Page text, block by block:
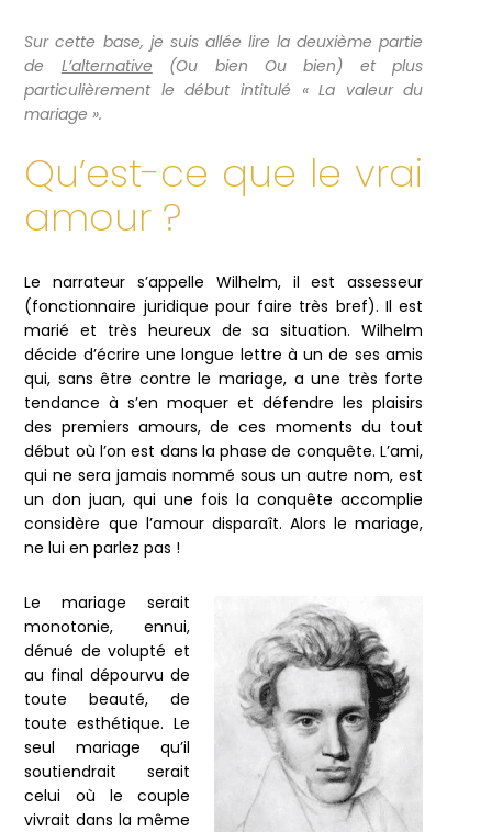
Sur cette base, je suis allée lire la deuxième partie
de L’alternative (Ou bien Ou bien) et plus
particulièrement le début intitulé « La valeur du
mariage ».
Qu’est-ce que le vrai
amour ?
Le narrateur s’appelle Wilhelm, il est assesseur
(fonctionnaire juridique pour faire très bref). Il est
marié et très heureux de sa situation. Wilhelm
décide d’écrire une longue lettre à un de ses amis
qui, sans être contre le mariage, a une très forte
tendance à s’en moquer et défendre les plaisirs
des premiers amours, de ces moments du tout
début où l’on est dans la phase de conquête. L’ami,
qui ne sera jamais nommé sous un autre nom, est
un don juan, qui une fois la conquête accomplie
considère que l’amour disparaît. Alors le mariage,
ne lui en parlez pas !
Le mariage serait
monotonie, ennui,
dénué de volupté et
au final dépourvu de
toute beauté, de
toute esthétique. Le
seul mariage qu’il
soutiendrait serait
celui où le couple
vivrait dans la même